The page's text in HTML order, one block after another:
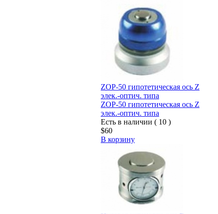
ZOP-50 гипотетическая ось Z
элек.-оптич. типа
ZOP-50 гипотетическая ось Z
элек.-оптич. типа
Есть в наличии ( 10 )
$60
В корзину